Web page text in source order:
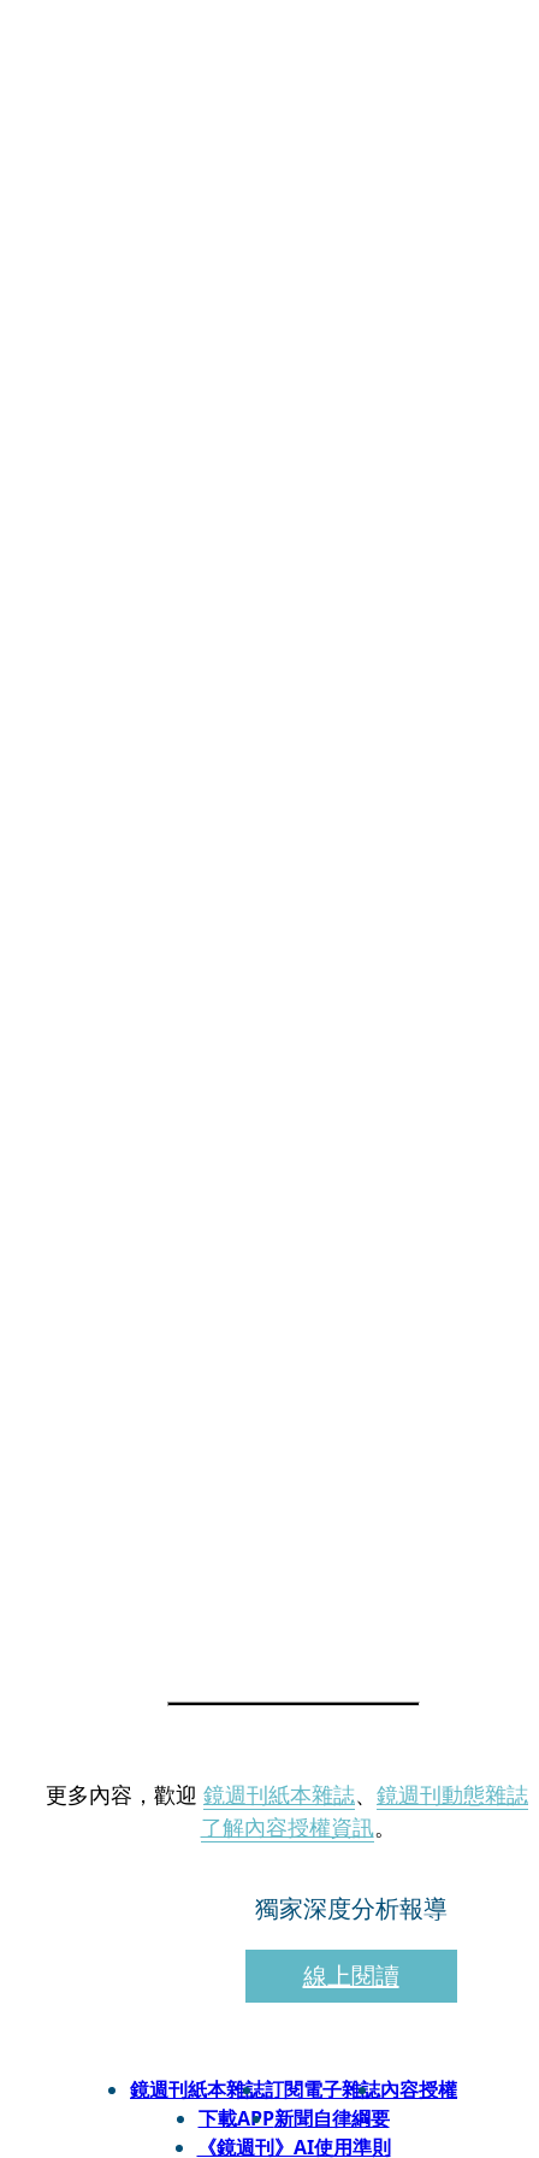
更多內容，歡迎 鏡週刊紙本雜誌、 鏡週刊動態雜誌
了解內容授權資訊。
獨家深度分析報導
線上閱讀
鏡週刊紙本雜誌訂閱電子雜誌內容授權
下載APP新聞自律綱要
《鏡週刊》AI使用準則